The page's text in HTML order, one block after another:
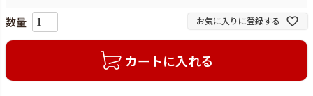
お気に入りに登録する
カートに入れる